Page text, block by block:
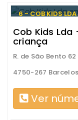
6 - COB KIDS LDA
Cob Kids
criança
R. de São Bento 62
4750-267 Barcelos
Ver